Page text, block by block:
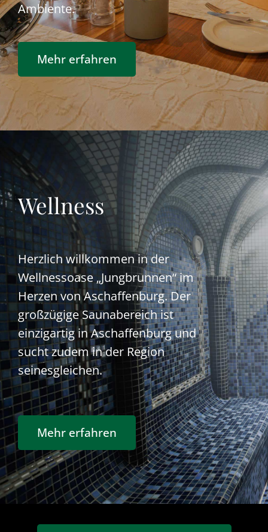
Ambiente.
Mehr erfahren
Wellness
Herzlich willkommen in der
Wellnessoase „Jungbrunnen“ im
Herzen von Aschaffenburg. Der
großzügige Saunabereich ist
einzigartig in Aschaffenburg und
sucht zudem in der Region
seinesgleichen.
Mehr erfahren